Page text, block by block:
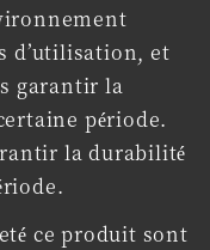
d’utilisation, et
garantir la
période.
la durabilité
ce produit sont